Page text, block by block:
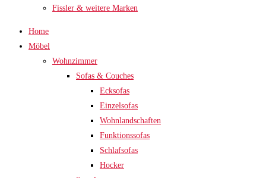
Fissler & weitere Marken
Home
Möbel
Wohnzimmer
Sofas & Couches
Ecksofas
Einzelsofas
Wohnlandschaften
Funktionssofas
Schlafsofas
Hocker